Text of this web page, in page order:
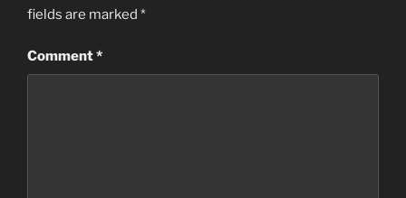
fields are marked *
Comment*